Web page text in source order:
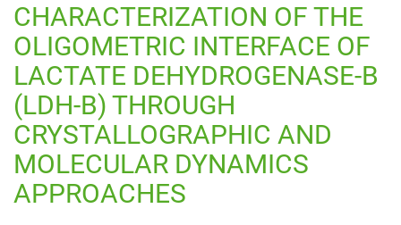
CHARACTERIZATION OF THE
OLIGOMETRIC INTERFACE OF
LACTATE DEHYDROGENASE-B
(LDH-B) THROUGH
CRYSTALLOGRAPHIC AND
MOLECULAR DYNAMICS
APPROACHES